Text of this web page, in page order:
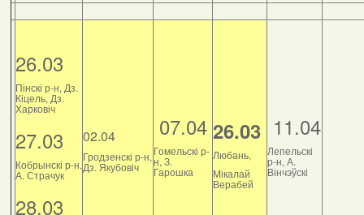
26.03
Пінскі р-н, Дз.
Кіцель, Дз.
Харковіч
27.03
Кобрынскі р-н,
А. Страчук
28.03
02.04
Гродзенскі р-н,
Дз. Якубовіч
07.04
Гомельскі р-
н, З.
Гарошка
26.03
Любань,
Мікалай
Верабей
11.04
Лепельскі
р-н, А.
Вінчэўскі